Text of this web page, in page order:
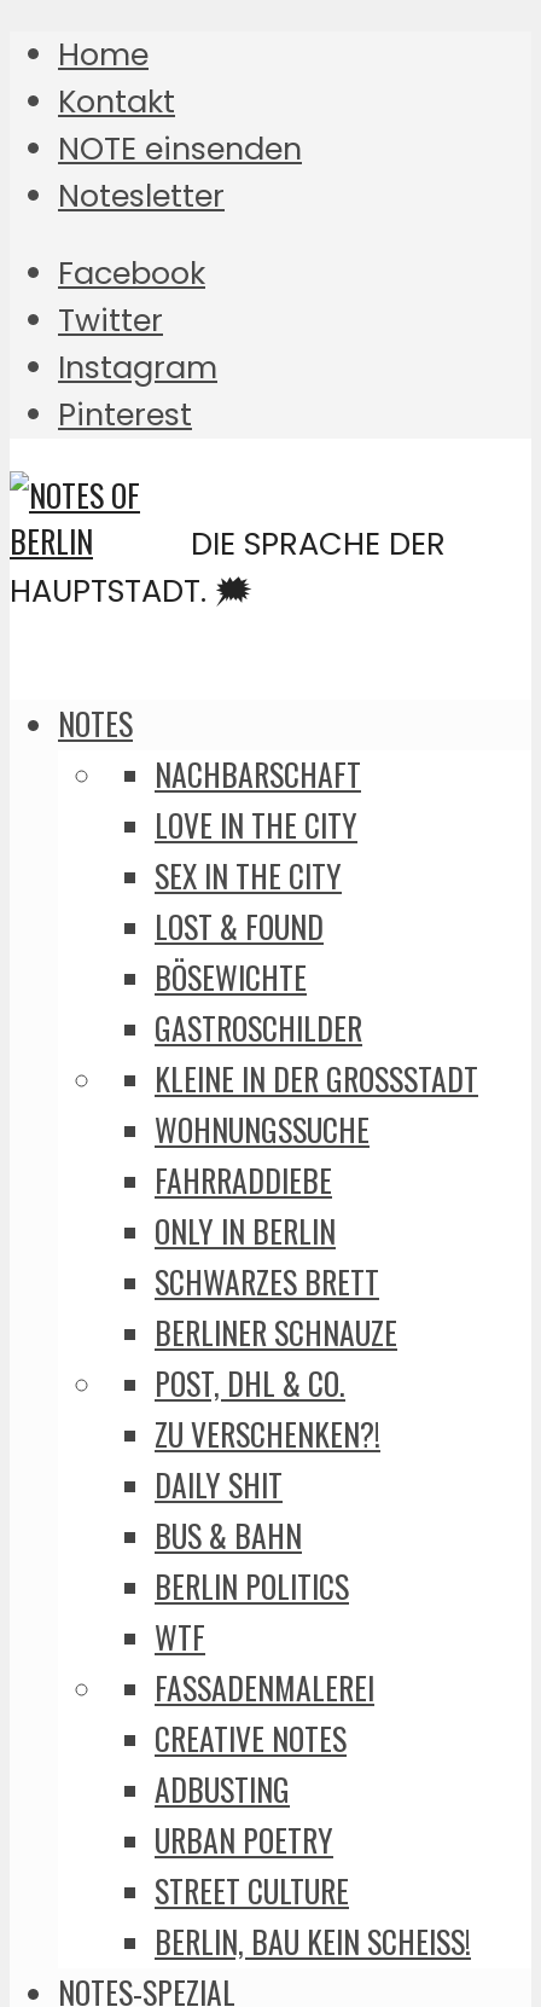
Home
Kontakt
NOTE einsenden
Notesletter
Facebook
Twitter
Instagram
Pinterest
DIE SPRACHE DER
HAUPTSTADT. 🗯️
NOTES
NACHBARSCHAFT
LOVE IN THE CITY
SEX IN THE CITY
LOST & FOUND
BÖSEWICHTE
GASTROSCHILDER
KLEINE IN DER GROSSSTADT
WOHNUNGSSUCHE
FAHRRADDIEBE
ONLY IN BERLIN
SCHWARZES BRETT
BERLINER SCHNAUZE
POST, DHL & CO.
ZU VERSCHENKEN?!
DAILY SHIT
BUS & BAHN
BERLIN POLITICS
WTF
FASSADENMALEREI
CREATIVE NOTES
ADBUSTING
URBAN POETRY
STREET CULTURE
BERLIN, BAU KEIN SCHEISS!
NOTES-SPEZIAL